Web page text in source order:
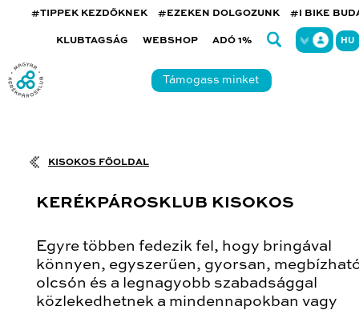
#TIPPEK KEZDŐKNEK #EZEKEN DOLGOZUNK #I BIKE
KLUBTAGSÁG WEBSHOP ADÓ 1% HU
Támogass minket
KISOKOS FŐOLDAL
KERÉKPÁROSKLUB KISOKOS
Egyre többen fedezik fel, hogy bringával
könnyen, egyszerűen, gyorsan,
olcsón és a legnagyobb szabadsággal
közlekedhetnek a mindennapokban vagy